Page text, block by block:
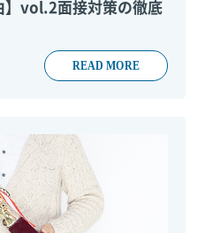
】vol.2面接対策の徹底
READ MORE